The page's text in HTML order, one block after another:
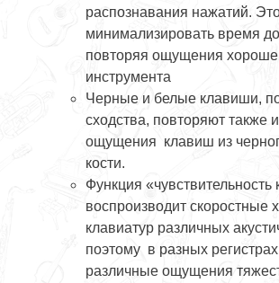
распознавания нажатий.
минимализировать время
повторяя ощущения
инструмента
Черные и белые клавиши,
сходства, повторяют также
ощущения клавиш из
кости.
Функция «чувствительность
воспроизводит скоростные
клавиатур различных
поэтому в разных
различные ощущения